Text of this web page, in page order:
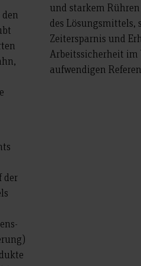
der
und starkem
des Lösungsmittels,
Zeitersparnis und
Arbeitssicherheit im
aufwendigen